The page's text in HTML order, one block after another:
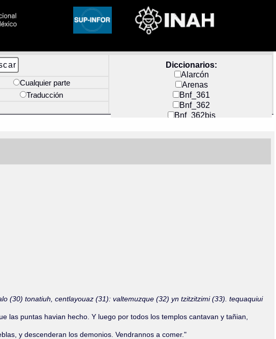
Diccionarios:
Alarcón
Arenas
Bnf_361
Bnf_362
Bnf_362bis
Docs_México
Wimmer
Cualquier parte
Traducción
(30) tonatiuh, centlayouaz (31): valtemuzque (32) yn tzitzitzimi (33). tequaquiui
las puntas havian hecho. Y luego por todos los templos cantavan y tañian,
y descenderan los demonios. Vendrannos a comer."